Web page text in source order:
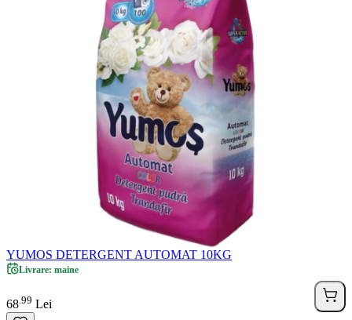
YUMOS DETERGENT AUTOMAT 10KG
Livrare: maine
68 99 Lei